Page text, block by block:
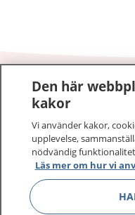
1177–tryggt
På 1177.se får du
sjukdomar och vilka
Logga in för att läsa
vårdärenden. Ring
sjukvårdsrådgivning
1177 ger dig råd när
Den här
kakor
Vi använder kakor,
upplevelse,
nödvändig
Läs mer om hur vi